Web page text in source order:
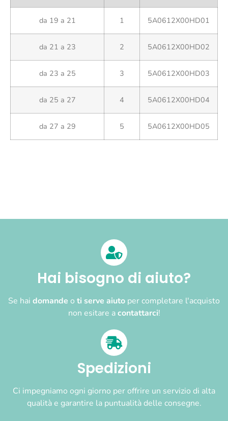
da 19 a 21 1 5A0612X00HD01
da 21 a 23 2 5A0612X00HD02
da 23 a 25 3 5A0612X00HD03
da 25 a 27 4 5A0612X00HD04
da 27 a 29 5 5A0612X00HD05
Hai bisogno di aiuto?
Se hai domande o ti serve aiuto per completare l'acquisto
non esitare acontattarci!
Spedizioni
Ci impegniamo ogni giorno per offrire un servizio di alta
qualità e garantire la puntualità delle consegne.